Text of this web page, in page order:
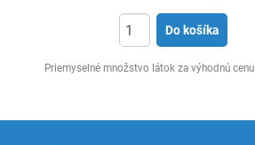
Do košíka
Priemyselné množstvo látok za výhodnú cenu